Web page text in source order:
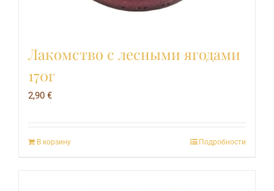
Лакомство с лесными ягодами
170г
2,90 €
В корзину Подробности